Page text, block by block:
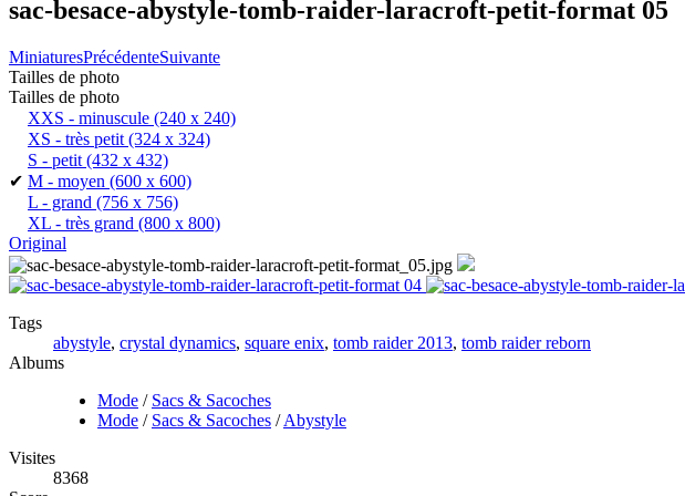
sac-besace-abystyle-tomb-raider-laracroft-petit-format 05
MiniaturesPrécédenteSuivante
Tailles de photo
Tailles de photo
XXS - minuscule (240 x 240)
XS - très petit (324 x 324)
S - petit (432 x 432)
✔ M - moyen (600 x 600)
L - grand (756 x 756)
XL - très grand (800 x 800)
Original
Tags
abystyle, crystal dynamics, square enix, tomb raider 2013, tomb raider reborn
Albums
Mode / Sacs & Sacoches
Mode / Sacs & Sacoches /Abystyle
Visites
8368